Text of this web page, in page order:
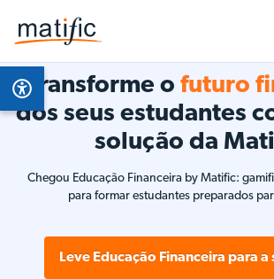
Transforme o futuro
dos seus estudantes
solução da
Chegou Educação Financeira by Matific:
para formar estudantes preparados
Leve Educação Financeira para a